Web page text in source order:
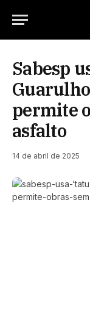
Sabesp
permite
asfalto
14 de abril de 2025